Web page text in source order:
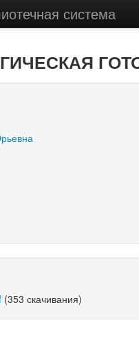
система
(353 скачивания)